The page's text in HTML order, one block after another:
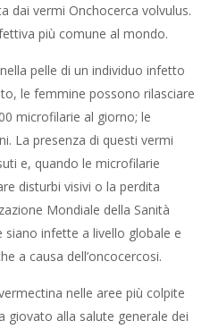
dai vermi Onchocerca volvulus.
più comune al mondo.
pelle di un individuo infetto
le femmine possono rilasciare
microfilarie al giorno; le
La presenza di questi vermi
e, quando le microfilarie
disturbi visivi o la perdita
Mondiale della Sanità
infette a livello globale e
a causa dell’oncocercosi.
nelle aree più colpite
alla salute generale dei